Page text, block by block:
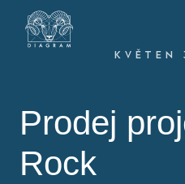
KVĚTEN
Prodej
Rock